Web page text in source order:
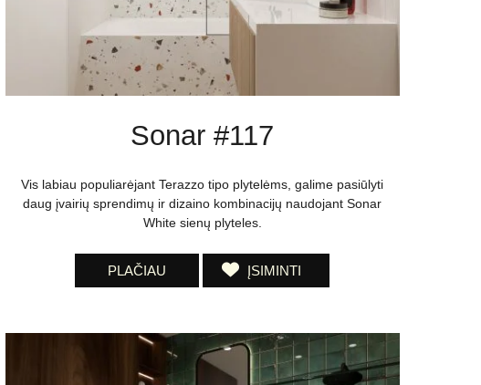
Sonar #117
Vis labiau populiarėjant Terazzo tipo plytelėms, galime pasiūlyti
daug įvairių sprendimų ir dizaino kombinacijų naudojant Sonar
White sienų plyteles.
PLAČIAU ĮSIMINTI